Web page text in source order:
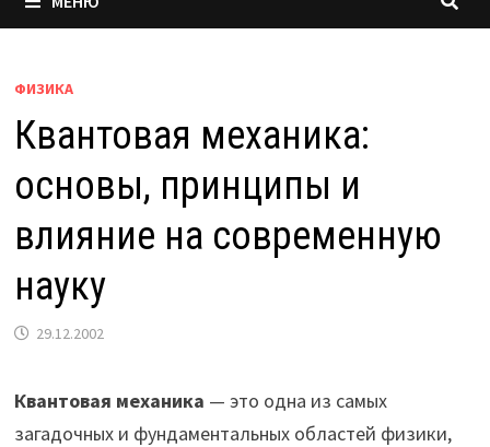
ФИЗИКА
Квантовая механика:
основы, принципы и
влияние на современную
науку
29.12.2002
Квантовая механика — это одна из самых
загадочных и фундаментальных областей физики,